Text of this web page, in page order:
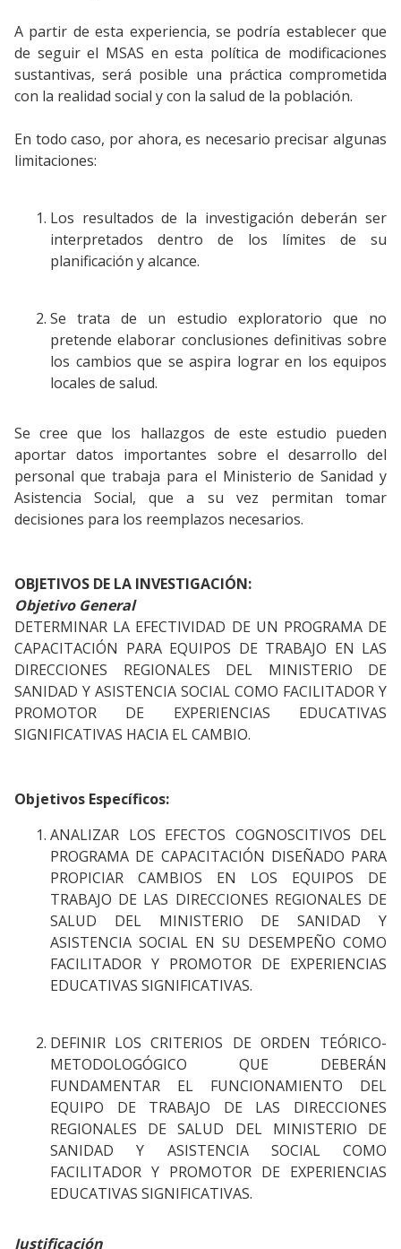
A partir de esta experiencia, se podría establecer que
de seguir el MSAS en esta política de modificaciones
sustantivas, será posible una práctica comprometida
con la realidad social y con la salud de la población.
En todo caso, por ahora, es necesario precisar algunas
limitaciones:
Los resultados de la investigación deberán ser
interpretados dentro de los límites de su
planificación y alcance.
Se trata de un estudio exploratorio que no
pretende elaborar conclusiones definitivas sobre
los cambios que se aspira lograr en los equipos
locales de salud.
Se cree que los hallazgos de este estudio pueden
aportar datos importantes sobre el desarrollo del
personal que trabaja para el Ministerio de Sanidad y
Asistencia Social, que a su vez permitan tomar
decisiones para los reemplazos necesarios.
OBJETIVOS DE LA INVESTIGACIÓN:
Objetivo General
DETERMINAR LA EFECTIVIDAD DE UN PROGRAMA DE
CAPACITACIÓN PARA EQUIPOS DE TRABAJO EN LAS
DIRECCIONES REGIONALES DEL MINISTERIO DE
SANIDAD Y ASISTENCIA SOCIAL COMO FACILITADOR Y
PROMOTOR DE EXPERIENCIAS EDUCATIVAS
SIGNIFICATIVAS HACIA EL CAMBIO.
Objetivos Específicos:
ANALIZAR LOS EFECTOS COGNOSCITIVOS DEL
PROGRAMA DE CAPACITACIÓN DISEÑADO PARA
PROPICIAR CAMBIOS EN LOS EQUIPOS DE
TRABAJO DE LAS DIRECCIONES REGIONALES DE
SALUD DEL MINISTERIO DE SANIDAD Y
ASISTENCIA SOCIAL EN SU DESEMPEÑO COMO
FACILITADOR Y PROMOTOR DE EXPERIENCIAS
EDUCATIVAS SIGNIFICATIVAS.
DEFINIR LOS CRITERIOS DE ORDEN TEÓRICO-
METODOLOGÓGICO QUE DEBERÁN
FUNDAMENTAR EL FUNCIONAMIENTO DEL
EQUIPO DE TRABAJO DE LAS DIRECCIONES
REGIONALES DE SALUD DEL MINISTERIO DE
SANIDAD Y ASISTENCIA SOCIAL COMO
FACILITADOR Y PROMOTOR DE EXPERIENCIAS
EDUCATIVAS SIGNIFICATIVAS.
Justificación